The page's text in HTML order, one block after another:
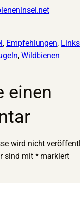
, Empfehlungen, Links
, Wildbienen
einen
wird nicht
sind mit* markiert